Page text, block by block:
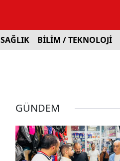
SAĞLIK BİLİM / TEKNOLOJİ
GÜNDEM